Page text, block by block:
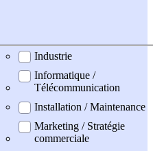
Industrie
Informatique /
Télécommunication
Installation / Maintenance
Marketing / Stratégie
commerciale